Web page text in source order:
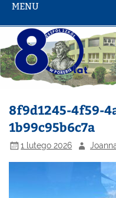
MENU
8f9d1245-4f59-
1b99c95b6c7a
1 lutego 2026